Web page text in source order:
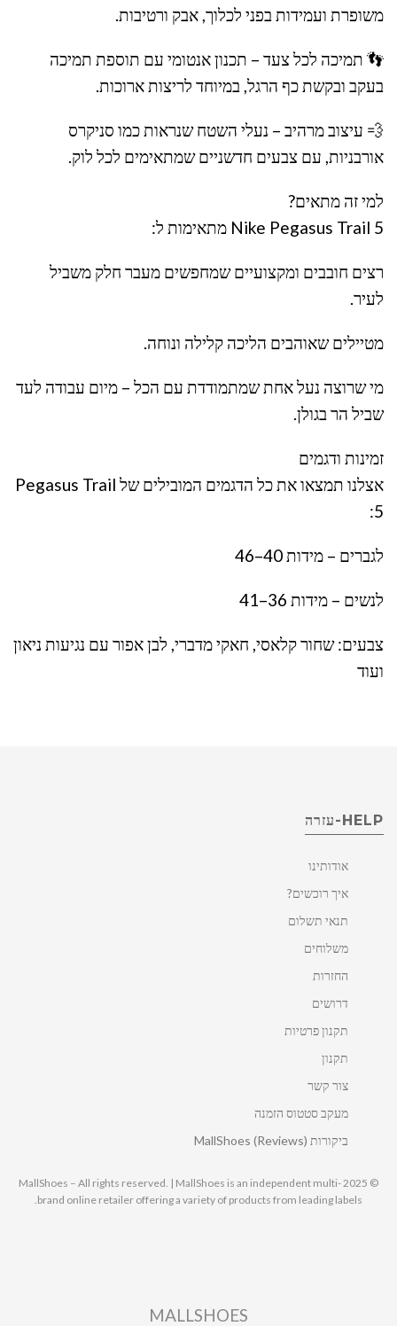
משופרת ועמידות בפני לכלוך, אבק ורטיבות.
👣 תמיכה לכל צעד – תכנון אנטומי עם תוספת תמיכה
בעקב ובקשת כף הרגל, במיוחד לריצות ארוכות.
💨 עיצוב מרהיב – נעלי השטח שנראות כמו סניקרס
אורבניות, עם צבעים חדשניים שמתאימים לכל לוק.
למי זה מתאים?
Nike Pegasus Trail 5 מתאימות ל:
רצים חובבים ומקצועיים שמחפשים מעבר חלק משביל
לעיר.
מטיילים שאוהבים הליכה קלילה ונוחה.
מי שרוצה נעל אחת שמתמודדת עם הכל – מיום עבודה לעד
שביל הר בגולן.
זמינות ודגמים
אצלנו תמצאו את כל הדגמים המובילים של Pegasus Trail
5:
לגברים – מידות 40–46
לנשים – מידות 36–41
צבעים: שחור קלאסי, חאקי מדברי, לבן אפור עם נגיעות ניאון
ועוד
HELP-עזרה
אודותינו
איך רוכשים?
תנאי תשלום
משלוחים
החזרות
דרושים
תקנון פרטיות
תקנון
צור קשר
מעקב סטטוס הזמנה
ביקורות MallShoes (Reviews)
© 2025 MallShoes – All rights reserved. | MallShoes is an independent multi-
brand online retailer offering a variety of products from leading labels.
MALLSHOES